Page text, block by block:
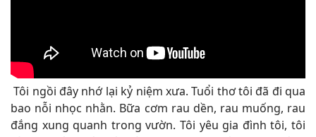
Tôi ngồi đây nhớ lại kỷ niệm xưa. Tuổi thơ tôi đã đi qua
bao nỗi nhọc nhằn. Bữa cơm rau dền, rau muống, rau
đắng xung quanh trong vườn. Tôi yêu gia đình tôi, tôi